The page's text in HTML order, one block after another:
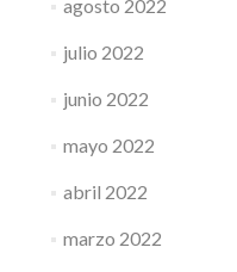
agosto 2022
julio 2022
junio 2022
mayo 2022
abril 2022
marzo 2022